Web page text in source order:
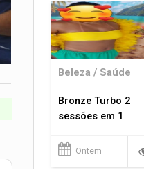
Beleza / Saúde
Bronze Turbo 2
sessões em 1
Ontem